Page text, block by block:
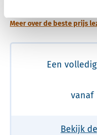
Meer over de beste prijs
Een
vanaf
Bekijk